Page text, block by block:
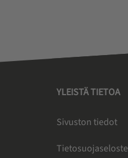
YLEISTÄ TIETOA
Sivuston tiedot
Tietosuojaseloste